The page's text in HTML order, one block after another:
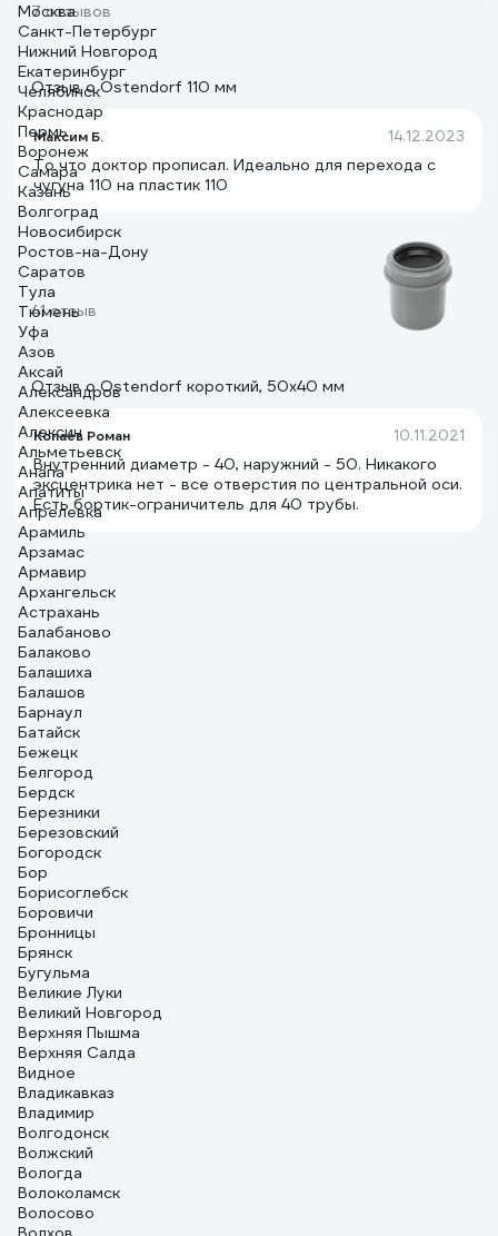
7 отзывов
Отзыв о Ostendorf 110 мм
Максим Б. 14.12.2023
То что доктор прописал. Идеально для перехода с
чугуна 110 на пластик 110
41 отзыв
Отзыв о Ostendorf короткий, 50х40 мм
Копаев Роман 10.11.2021
Внутренний диаметр - 40, наружний - 50. Никакого
эксцентрика нет - все отверстия по центральной оси.
Есть бортик-ограничитель для 40 трубы.
Москва
Санкт-Петербург
Нижний Новгород
Екатеринбург
Челябинск
Краснодар
Пермь
Воронеж
Самара
Казань
Волгоград
Новосибирск
Ростов-на-Дону
Саратов
Тула
Тюмень
Уфа
Азов
Аксай
Александров
Алексеевка
Алексин
Альметьевск
Анапа
Апатиты
Апрелевка
Арамиль
Арзамас
Армавир
Архангельск
Астрахань
Балабаново
Балаково
Балашиха
Балашов
Барнаул
Батайск
Бежецк
Белгород
Бердск
Березники
Березовский
Богородск
Бор
Борисоглебск
Боровичи
Бронницы
Брянск
Бугульма
Великие Луки
Великий Новгород
Верхняя Пышма
Верхняя Салда
Видное
Владикавказ
Владимир
Волгодонск
Волжский
Вологда
Волоколамск
Волосово